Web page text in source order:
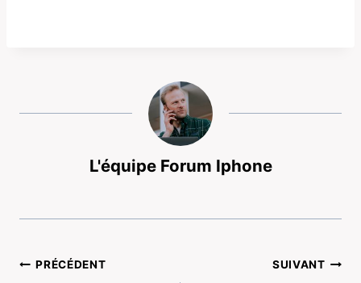
L'équipe Forum Iphone
Navigation
PRÉCÉDENT SUIVANT